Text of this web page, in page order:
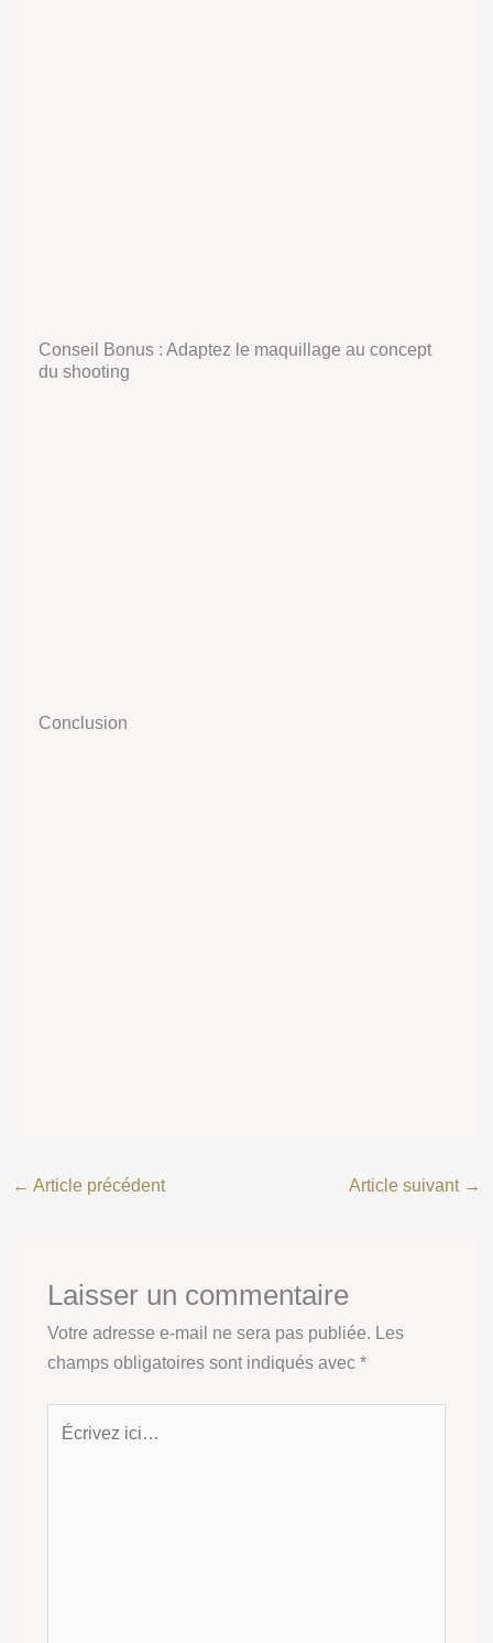
Conseil Bonus : Adaptez le maquillage au concept
du shooting
Conclusion
← Article précédent Article suivant →
Laisser un commentaire
Votre adresse e-mail ne sera pas publiée. Les
champs obligatoires sont indiqués avec *